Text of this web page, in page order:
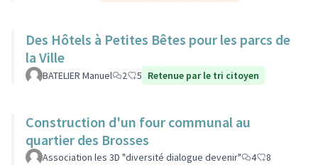
Des Hôtels à Petites Bêtes pour les parcs de
la Ville
BATELIER Manuel 2 5 Retenue par le tri citoyen
Construction d'un four communal au
quartier des Brosses
Association les 3D "diversité dialogue devenir" 4
8